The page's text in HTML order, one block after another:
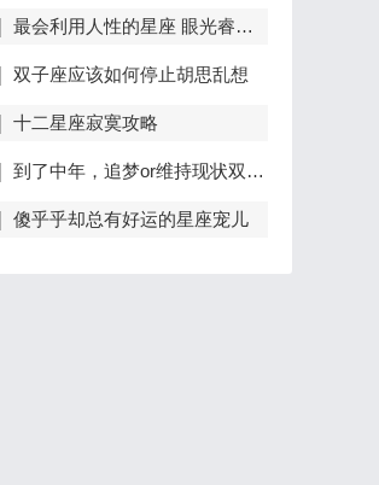
最会利用人性的星座 眼光睿智的天蝎座
双子座应该如何停止胡思乱想
十二星座寂寞攻略
到了中年，追梦or维持现状双子座怎么选？
傻乎乎却总有好运的星座宠儿